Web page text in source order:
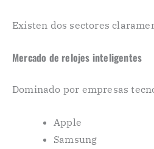
Existen dos sectores
Mercado de relojes inteligentes
Dominado por empresas
Apple
Samsung